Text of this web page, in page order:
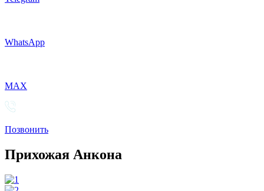
WhatsApp
MAX
Позвонить
Прихожая Анкона